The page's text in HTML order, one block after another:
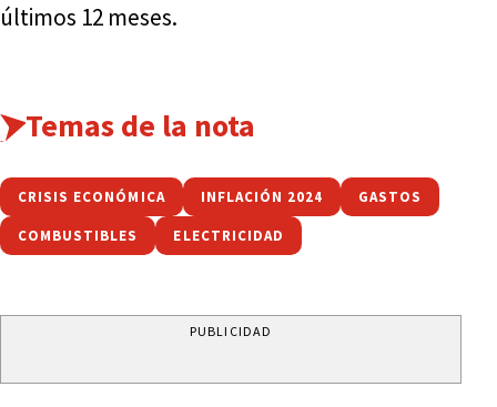
últimos 12 meses.
Temas de la nota
CRISIS ECONÓMICA INFLACIÓN 2024 GASTOS
COMBUSTIBLES ELECTRICIDAD
PUBLICIDAD